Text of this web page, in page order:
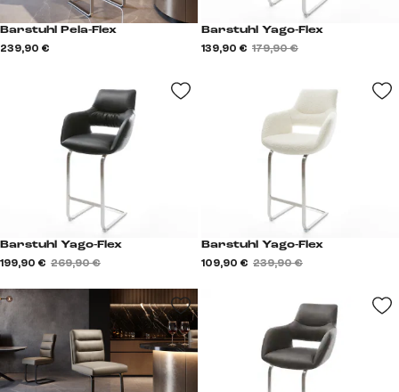
Barstuhl Pela-Flex
239,90 €
Barstuhl Yago-Flex
139,90 € 179,90 €
Barstuhl Yago-Flex
199,90 € 269,90 €
Barstuhl Yago-Flex
109,90 € 239,90 €